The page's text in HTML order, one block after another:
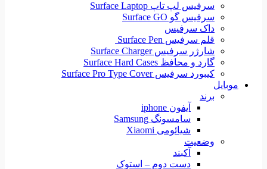
سرفیس لپ تاپ Surface Laptop
سرفیس گو Surface GO
داک سرفیس
قلم سرفیس Surface Pen
شارژر سرفیس Surface Charger
گارد و محافظ Surface Hard Cases
کیبورد سرفیس Surface Pro Type Cover
موبایل
برند
آیفون iphone
سامسونگ Samsung
شیائومی Xiaomi
وضعیت
آکبند
دست دوم – استوک